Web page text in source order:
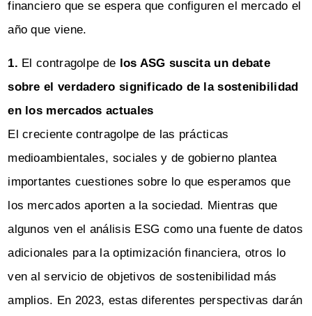
financiero que se espera que configuren el mercado el
año que viene.
1. El contragolpe de los ASG suscita un debate
sobre el verdadero significado de la sostenibilidad
en los mercados actuales
El creciente contragolpe de las prácticas
medioambientales, sociales y de gobierno plantea
importantes cuestiones sobre lo que esperamos que
los mercados aporten a la sociedad. Mientras que
algunos ven el análisis ESG como una fuente de datos
adicionales para la optimización financiera, otros lo
ven al servicio de objetivos de sostenibilidad más
amplios. En 2023, estas diferentes perspectivas darán